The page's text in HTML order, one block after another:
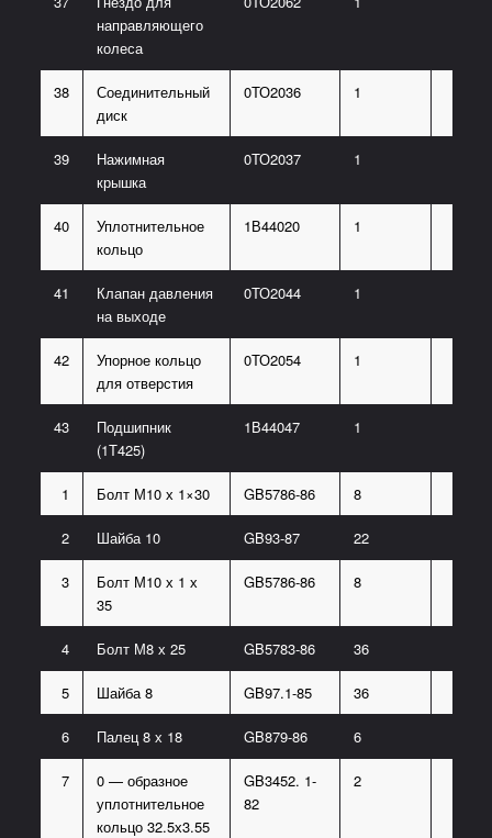
направляющего
колеса
38
Соединительный
диск
0ТО2036 1
39
Нажимная
крышка
0ТО2037 1
40
Уплотнительное
кольцо
1В44020 1
41
Клапан давления
на выходе
0ТО2044 1
42
Упорное кольцо
для отверстия
0ТО2054 1
43
Подшипник
(1Т425)
1В44047 1
1 Болт М10 х 1×30 GB5786-86 8
2 Шайба 10 GB93-87 22
3
Болт М10 х 1 х
35
GB5786-86 8
4 Болт М8 х 25 GB5783-86 36
5 Шайба 8 GB97.1-85 36
6 Палец 8 х 18 GB879-86 6
7
0 — образное
уплотнительное
кольцо 32.5х3.55
GB3452. 1-
82
2